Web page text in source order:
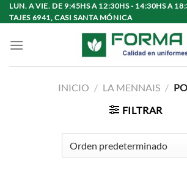
Saltar
al
LUN. A VIE. DE 9:45HS A 12:30HS - 14:30HS A
TAJES 6941, CASI SANTA MÓNICA
INICIO / LA MENNAIS /
FILTRAR